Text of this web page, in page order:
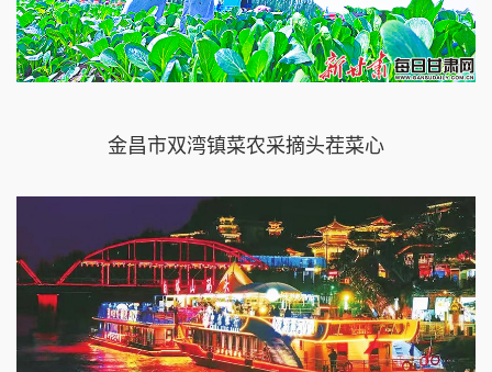
金昌市双湾镇菜农采摘头茬菜心